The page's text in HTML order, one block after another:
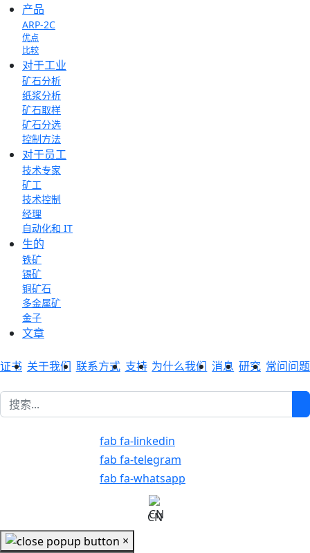
产品
ARP-2C
优点
比较
对于工业
矿石分析
纸浆分析
矿石取样
矿石分选
控制方法
对于员工
技术专家
矿工
技术控制
经理
自动化和 IT
生的
铁矿
锡矿
铜矿石
多金属矿
金子
文章
证书 关于我们 联系方式 支持 为什么我们 消息 研究 常问问题
1
fab fa-linkedin
fab fa-telegram
fab fa-whatsapp
CN
×